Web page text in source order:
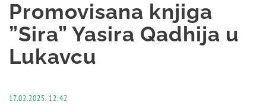
Promovisana knjiga
”Sira” Yasira Qadhija u
Lukavcu
17.02.2025. 12:42